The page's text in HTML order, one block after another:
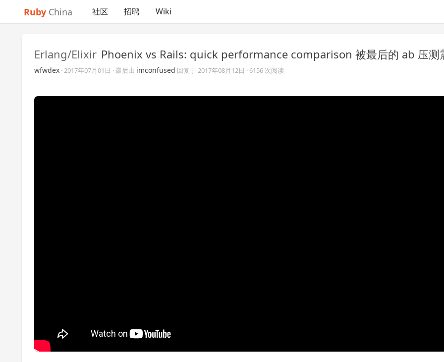
Ruby China 社区 招聘 Wiki
Erlang/Elixir Phoenix vs Rails: quick performance comparison 被最后的 ab 压测
wfwdex ·2017年07月01日 · 最后由 imconfused 回复于2017年08月12日 · 6156 次阅读